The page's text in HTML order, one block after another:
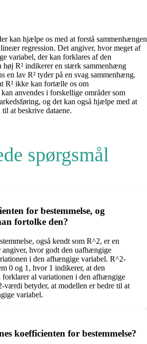
kan hjælpe os med at forstå sammenhængen
regression. Det angiver, hvor meget af
variabel, der kan forklares af den
R² indikerer en stærk sammenhæng
en lav R² tyder på en svag sammenhæng.
R² ikke kan fortælle os om
anvendes i forskellige områder som
og det kan også hjælpe med at
at beskrive dataene.
spørgsmål
for bestemmelse, og
fortolke den?
også kendt som R^2, er en
angiver, hvor godt den uafhængige
i den afhængige variabel. R^2-
0 og 1, hvor 1 indikerer, at den
al variationen i den afhængige
værdi betyder, at modellen er bedre til at
variabel.
koefficienten for bestemmelse?